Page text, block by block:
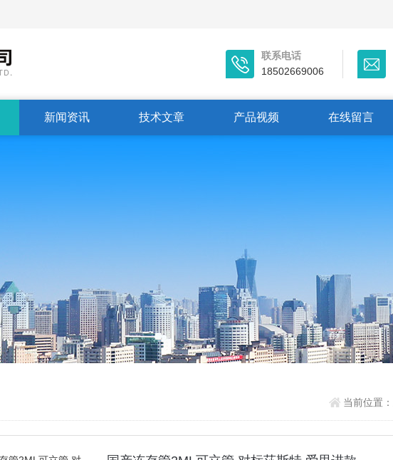
联系电话
18502669006
新闻资讯 技术文章 产品视频 在线留言
当前位置：